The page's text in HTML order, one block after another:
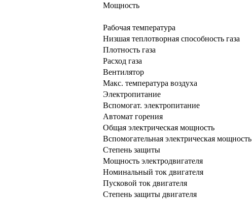
Мощность
Рабочая температура
Низшая теплотворная способность газа
Плотность газа
Расход газа
Вентилятор
Макс. температура воздуха
Электропитание
Вспомогат. электропитание
Автомат горения
Общая электрическая мощность
Вспомогательная электрическая мощность
Степень защиты
Мощность электродвигателя
Номинальный ток двигателя
Пусковой ток двигателя
Степень защиты двигателя